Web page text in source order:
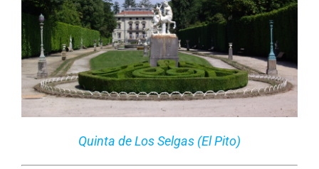
Quinta de Los Selgas (El Pito)